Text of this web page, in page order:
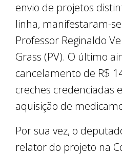
envio de projetos
linha, manifestaram-
Professor Reginaldo
Grass (PV). O último
cancelamento de R$
creches credenciadas
aquisição de
Por sua vez, o
relator do projeto na